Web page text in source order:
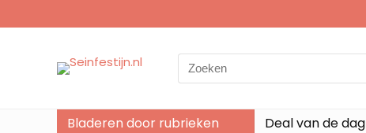
Search
for:
Bladeren door rubrieken Deal van de dag